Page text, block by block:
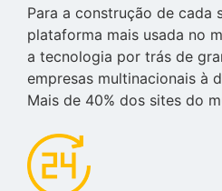
Para a construção de cada
plataforma mais usada no
a tecnologia por trás de
empresas multinacionais à
Mais de 40% dos sites do